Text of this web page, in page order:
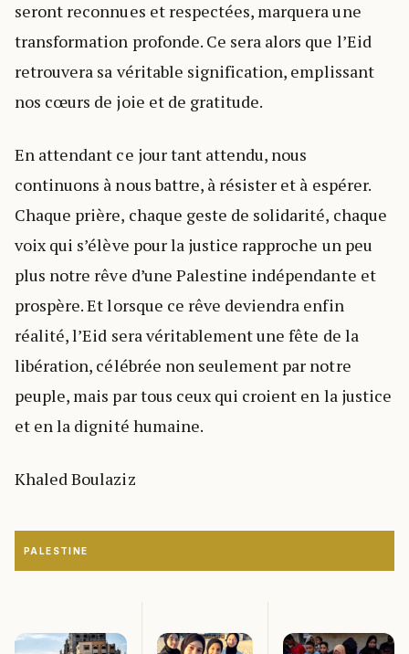
seront reconnues et respectées, marquera une
transformation profonde. Ce sera alors que l’Eid
retrouvera sa véritable signification, emplissant
nos cœurs de joie et de gratitude.
En attendant ce jour tant attendu, nous
continuons à nous battre, à résister et à espérer.
Chaque prière, chaque geste de solidarité, chaque
voix qui s’élève pour la justice rapproche un peu
plus notre rêve d’une Palestine indépendante et
prospère. Et lorsque ce rêve deviendra enfin
réalité, l’Eid sera véritablement une fête de la
libération, célébrée non seulement par notre
peuple, mais par tous ceux qui croient en la justice
et en la dignité humaine.
Khaled Boulaziz
PALESTINE